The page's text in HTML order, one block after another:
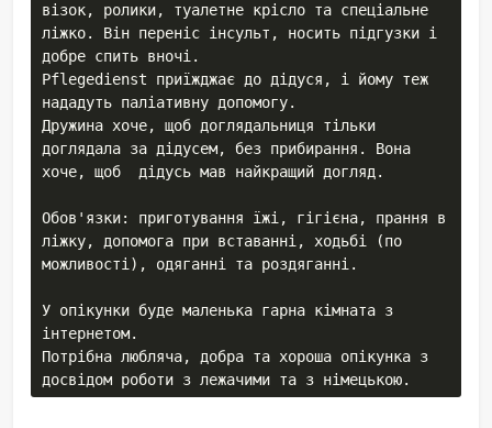
візок, ролики, туалетне крісло та спеціальне
ліжко. Він переніс інсульт, носить підгузки і
добре спить вночі.
Pflegedienst приїжджає до дідуся, і йому теж
нададуть паліативну допомогу.
Дружина хоче, щоб доглядальниця тільки
доглядала за дідусем, без прибирання. Вона
хоче, щоб  дідусь мав найкращий догляд.
Обов'язки: приготування їжі, гігієна, прання в
ліжку, допомога при вставанні, ходьбі (по
можливості), одяганні та роздяганні.
У опікунки буде маленька гарна кімната з
інтернетом.
Потрібна любляча, добра та хороша опікунка з